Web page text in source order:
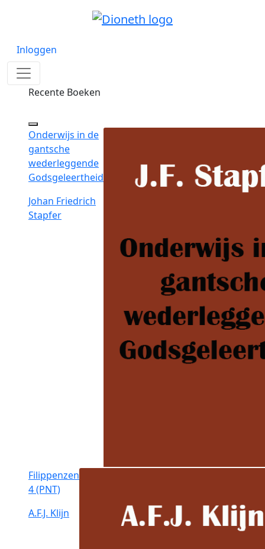
Inloggen
Recente Boeken
Onderwijs in de
gantsche
wederleggende
Godsgeleertheid
Johan Friedrich
Stapfer
Filippenzen
4 (PNT)
A.F.J. Klijn